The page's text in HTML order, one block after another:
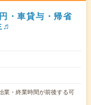
・車貸与・帰省
♬
業・終業時間が前後する可